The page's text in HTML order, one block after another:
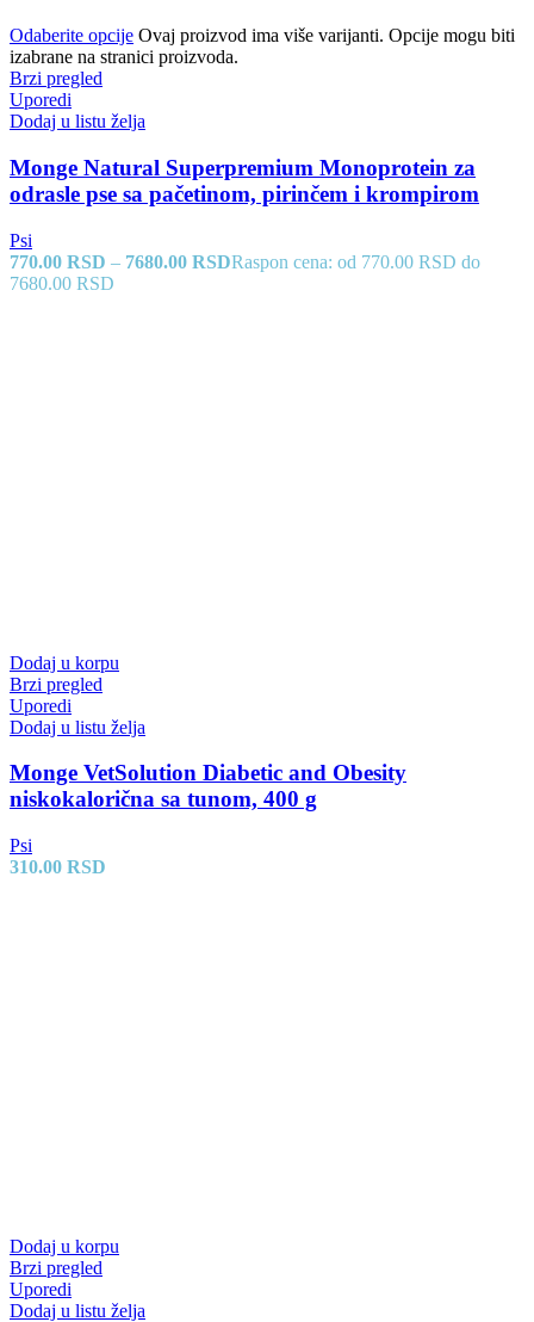
Odaberite opcije Ovaj proizvod ima više varijanti. Opcije mogu biti
izabrane na stranici proizvoda.
Brzi pregled
Uporedi
Dodaj u listu želja
Monge Natural Superpremium Monoprotein za
odrasle pse sa pačetinom, pirinčem i krompirom
Psi
770.00 RSD – 7680.00 RSDRaspon cena: od 770.00 RSD do
7680.00 RSD
Dodaj u korpu
Brzi pregled
Uporedi
Dodaj u listu želja
Monge VetSolution Diabetic and Obesity
niskokalorična sa tunom, 400 g
Psi
310.00 RSD
Dodaj u korpu
Brzi pregled
Uporedi
Dodaj u listu želja